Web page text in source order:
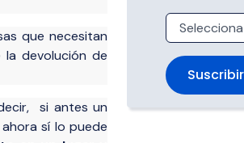
Distribution
para transportar alimentos con
control de cadena de frío y
normativo.
que necesitan
devolución de
si antes un
sí lo puede